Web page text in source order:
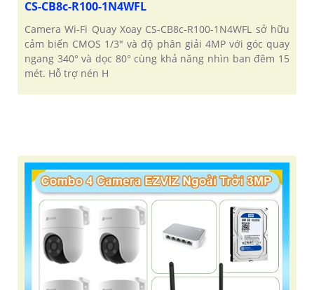
CS-CB8c-R100-1N4WFL
Camera Wi-Fi Quay Xoay CS-CB8c-R100-1N4WFL sở hữu
cảm biến CMOS 1/3" và độ phân giải 4MP với góc quay
ngang 340° và dọc 80° cùng khả năng nhìn ban đêm 15
mét. Hỗ trợ nén H